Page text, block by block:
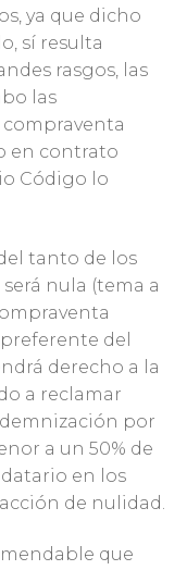
ya que dicho
sí resulta
rasgos, las
las
en contrato
Código lo
tanto de los
nula (tema a
del
derecho a la
a reclamar
por
a un 50% de
en los
de nulidad.
que